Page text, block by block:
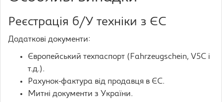
Реєстрація б/У техніки з ЄС
Додаткові документи:
Європейський техпаспорт (Fahrzeugschein, V5C і
т.д.).
Рахунок-фактура від продавця в ЄС.
Митні документи з України.